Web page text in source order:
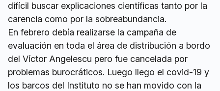
difícil buscar explicaciones científicas tanto por la
carencia como por la sobreabundancia.
En febrero debía realizarse la campaña de
evaluación en toda el área de distribución a bordo
del Víctor Angelescu pero fue cancelada por
problemas burocráticos. Luego llego el covid-19 y
los barcos del Instituto no se han movido con la